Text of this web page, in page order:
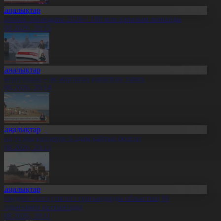
ойындары-2026»: 180 млн қаралым жиналды
20:15
– ақ жартасқа қашалған тарих
20:14
тұзды көлдерде 6 адам қайтыс болған
20:13
солтүстіктегі тұрғындарды облыстың 90
құттықтады
20:11